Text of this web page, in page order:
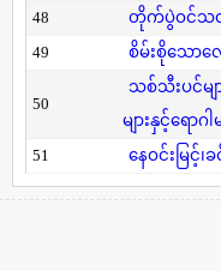
48 တိုက်ပွဲဝင်သတ
49
စိမ်းစိုသော
50
သစ်သီးပင်မ
များနှင့်ရော
51
နေဝင်းမြင့်